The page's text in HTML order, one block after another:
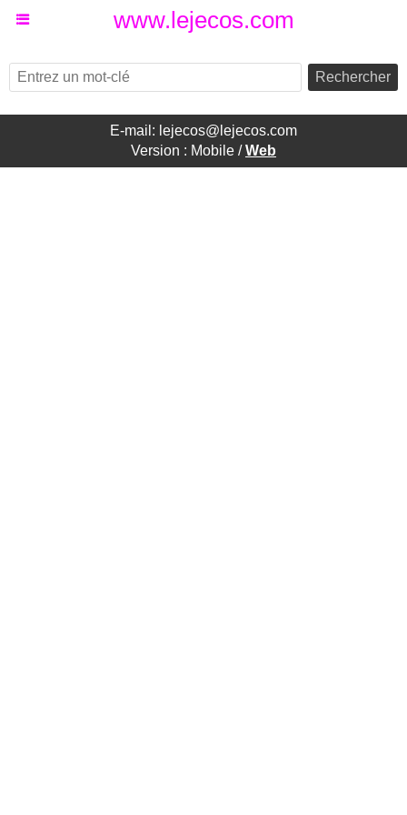
www.lejecos.com
Rechercher
E-mail: lejecos@lejecos.com
Version : Mobile /Web